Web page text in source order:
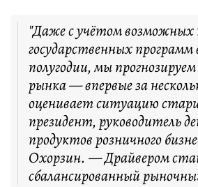
"Даже с учётом возможных
государственных
полугодии, мы
рынка — впервые за
оценивает ситуацию
президент, руководитель
продуктов розничного
Охорзин. — Драйвером
сбалансированный